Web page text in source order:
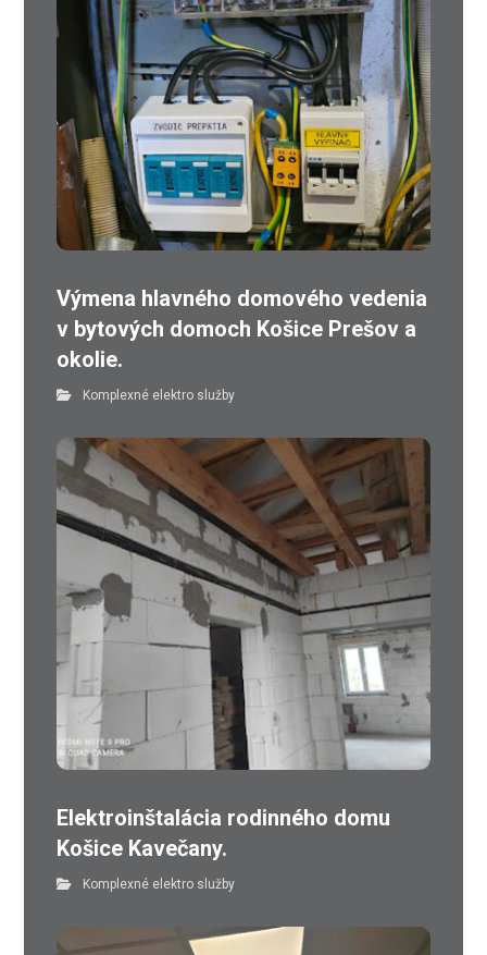
Výmena hlavného domového vedenia
v bytových domoch Košice Prešov a
okolie.
Komplexné elektro služby
Elektroinštalácia rodinného domu
Košice Kavečany.
Komplexné elektro služby